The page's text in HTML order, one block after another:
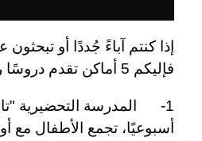
إذا كنتم آباءً جُددًا أو
فإليكم 5 أماكن تقدم دروسًا رائعة تجمع الآباء مع أبنائهم في دبي:
1- المدرسة التحضيرية
أسبوعيًا، تجمع الأطفال مع